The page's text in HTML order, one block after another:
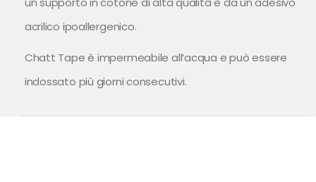
acrilico ipoallergenico.
Chatt Tape è impermeabile all’acqua e può essere
indossato più giorni consecutivi.